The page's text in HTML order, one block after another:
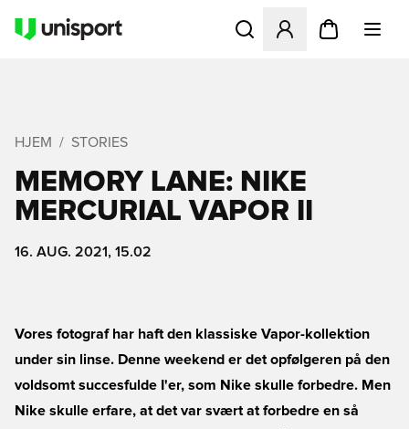
Åbner en Modal til at
HJEM STORIES
MEMORY LANE: NIKE
MERCURIAL VAPOR II
16. AUG. 2021, 15.02
Vores fotograf har haft den klassiske Vapor-kollektion
under sin linse. Denne weekend er det opfølgeren på den
voldsomt succesfulde I'er, som Nike skulle forbedre. Men
Nike skulle erfare, at det var svært at forbedre en så